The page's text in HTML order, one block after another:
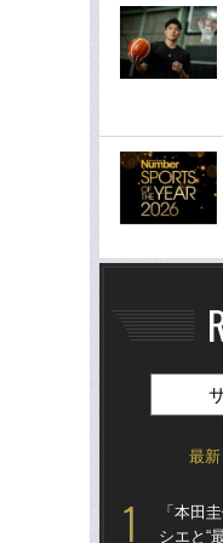
最新
「本田
シエと“